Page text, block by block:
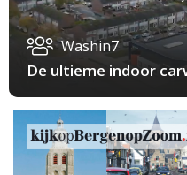
Washin7
De ultieme indoor